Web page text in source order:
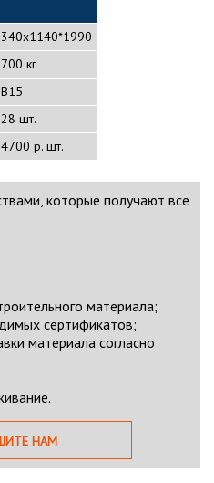
340х1140*1990
700 кг
B15
28 шт.
4700 р. шт.
которые получают все
материала;
сертификатов;
материала согласно
НАМ